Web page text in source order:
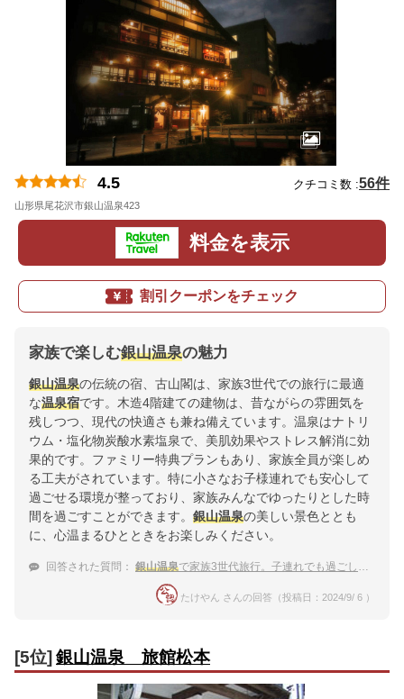
4.5 クチコミ数 :56件
山形県尾花沢市銀山温泉423
料金を表示
割引クーポンをチェック
家族で楽しむ銀山温泉の魅力
銀山温泉の伝統の宿、古山閣は、家族3世代での旅行に最適
な温泉宿です。木造4階建ての建物は、昔ながらの雰囲気を
残しつつ、現代の快適さも兼ね備えています。温泉はナトリ
ウム・塩化物炭酸水素塩泉で、美肌効果やストレス解消に効
果的です。ファミリー特典プランもあり、家族全員が楽しめ
る工夫がされています。特に小さなお子様連れでも安心して
過ごせる環境が整っており、家族みんなでゆったりとした時
間を過ごすことができます。 銀山温泉の美しい景色ととも
に、心温まるひとときをお楽しみください。
回答された質問： 銀山温泉で家族3世代旅行。子連れでも過ごしやすい
たけやん さんの回答（投稿日：2024/9/ 6 ）
[5位]銀山温泉 旅館松本